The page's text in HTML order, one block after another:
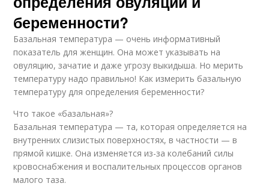
беременности?
Базальная температура — очень информативный
показатель для женщин. Она может указывать на
овуляцию, зачатие и даже угрозу выкидыша. Но мерить
температуру надо правильно! Как измерить базальную
температуру для определения беременности?
Что такое «базальная»?
Базальная температура — та, которая определяется на
внутренних слизистых поверхностях, в частности — в
прямой кишке. Она изменяется из-за колебаний силы
кровоснабжения и воспалительных процессов органов
малого таза.